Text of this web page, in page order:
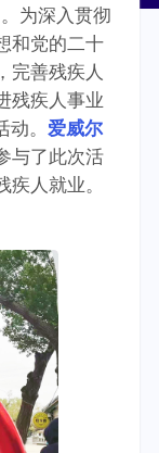
为深入贯彻
和党的二十
完善残疾人
残疾人事业
动。爱威尔
与了此次活
人就业。